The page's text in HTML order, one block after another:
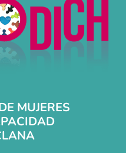
MUJERES